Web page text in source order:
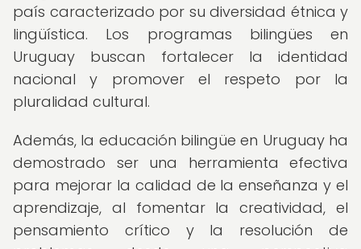
país caracterizado por su diversidad étnica y
lingüística. Los programas bilingües en
Uruguay buscan fortalecer la identidad
nacional y promover el respeto por la
pluralidad cultural.
Además, la educación bilingüe en Uruguay ha
demostrado ser una herramienta efectiva
para mejorar la calidad de la enseñanza y el
aprendizaje, al fomentar la creatividad, el
pensamiento crítico y la resolución de